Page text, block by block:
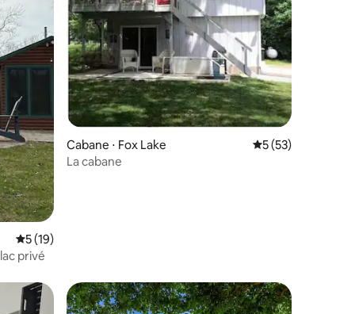
: 4,98 sur 5
Évaluation moyenne sur la base de 19 commentaires : 5 sur 5
5 (19)
privé
Cabane ⋅ Fox Lake Évaluation
5 (53)
La cabane